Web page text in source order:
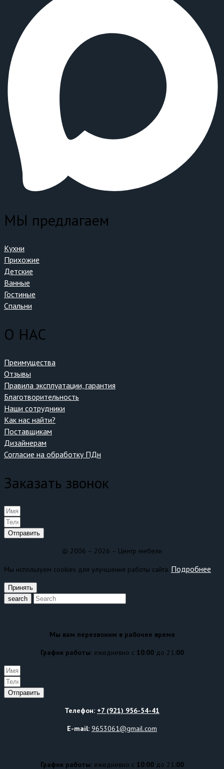
МЫ предлагаем
Кухни
Прихожие
Детские
Ванные
Гостиные
Спальни
О НАС
Преимущества
Отзывы
Правила эксплуатации, гарантия
Благотворительность
Наши сотрудники
Как нас найти?
Поставщикам
Дизайнерам
Согласие на обработку ПДн
Заказать звонок
Отправить
© 2006 – 2026 – Центр мебели
Мы используем cookies для улучшения работы сайта. Подробнее
Принять
search
Мы вам перезвоним в рабочее время
График работы: ежедневно с 10:00до 21:00
Отправить
Телефон: +7 (921) 956-54-41
E-mail: 9653061@gmail.com
График работы: ежедневно с 10:00до 21:00